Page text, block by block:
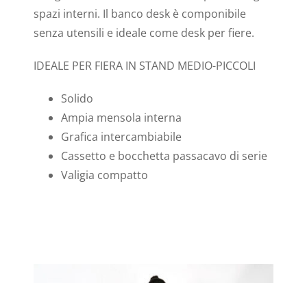
spazi interni. Il banco desk è componibile
senza utensili e ideale come desk per fiere.
IDEALE PER FIERA IN STAND MEDIO-PICCOLI
Solido
Ampia mensola interna
Grafica intercambiabile
Cassetto e bocchetta passacavo di serie
Valigia compatto